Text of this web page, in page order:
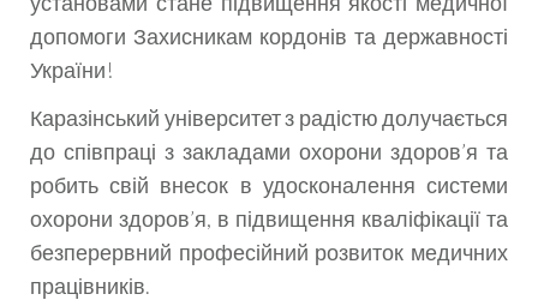
допомоги Захисникам кордонів та державності
України!
Каразінський університет з радістю долучається
до співпраці з закладами охорони здоров’я та
робить свій внесок в удосконалення системи
охорони здоров’я, в підвищення кваліфікації та
безперервний професійний розвиток медичних
працівників.